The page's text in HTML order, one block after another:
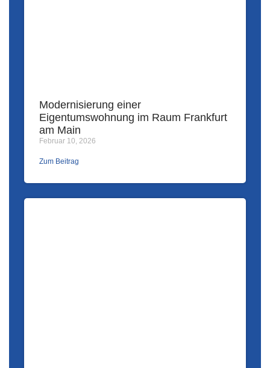
Modernisierung einer
Eigentumswohnung im Raum Frankfurt
am Main
Februar 10, 2026
Zum Beitrag